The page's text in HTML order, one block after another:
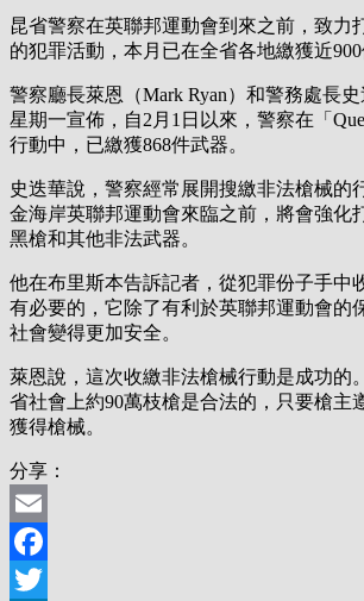
昆省警察在英聯邦運動會到來之前，致力
的犯罪活動，本月已在全省各地繳獲近900
警察廳長萊恩（Mark Ryan）和警務處長史
星期一宣佈，自2月1日以來，警察在「
行動中，已繳獲868件武器。
史迭華說，警察經常展開搜繳非法槍械的
金海岸英聯邦運動會來臨之前，將會強化
黑槍和其他非法武器。
他在布里斯本告訴記者，從犯罪份子手中
有必要的，它除了有利於英聯邦運動會的
社會變得更加安全。
萊恩說，這次收繳非法槍械行動是成功的
省社會上約90萬枝槍是合法的，只要槍主
獲得槍械。
分享：
Email
Facebook